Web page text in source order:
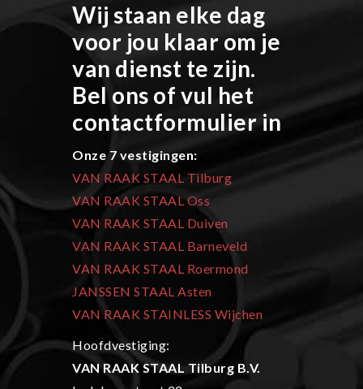
Wij staan elke dag
voor jou klaar om je
van dienst te zijn.
Bel ons of vul het
contactformulier in
Onze 7 vestigingen:
VAN RAAK STAAL Tilburg
VAN RAAK STAAL Oss
VAN RAAK STAAL Duiven
VAN RAAK STAAL Barneveld
VAN RAAK STAAL Roermond
JANSSEN STAAL Asten
VAN RAAK STAINLESS Wijchen
Hoofdvestiging:
VAN RAAK STAAL Tilburg B.V.